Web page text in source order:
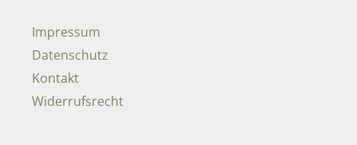
Impressum
Datenschutz
Kontakt
Widerrufsrecht